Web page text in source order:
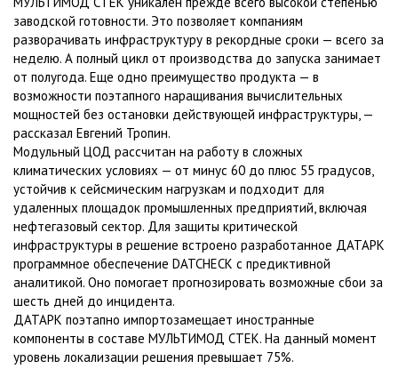
заводской готовности. Это позволяет компаниям
разворачивать инфраструктуру в рекордные сроки — всего за
неделю. А полный цикл от производства до запуска занимает
от полугода. Еще одно преимущество продукта — в
возможности поэтапного наращивания вычислительных
мощностей без остановки действующей инфраструктуры, —
рассказал Евгений Тропин.
Модульный ЦОД рассчитан на работу в сложных
климатических условиях — от минус 60 до плюс 55 градусов,
устойчив к сейсмическим нагрузкам и подходит для
удаленных площадок промышленных предприятий, включая
нефтегазовый сектор. Для защиты критической
инфраструктуры в решение встроено разработанное ДАТАРК
программное обеспечение DATCHECK с предиктивной
аналитикой. Оно помогает прогнозировать возможные сбои за
шесть дней до инцидента.
ДАТАРК поэтапно импортозамещает иностранные
компоненты в составе МУЛЬТИМОД СТЕК. На данный момент
уровень локализации решения превышает 75%.